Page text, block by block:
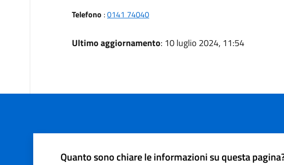
Telefono :0141 74040
Ultimo aggiornamento: 10 luglio 2024, 11:54
Quanto sono chiare le informazioni su questa